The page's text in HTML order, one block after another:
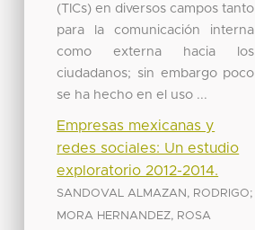
(TICs) en diversos campos tanto
para la comunicación interna
como externa hacia los
ciudadanos; sin embargo poco
se ha hecho en el uso ...
Empresas mexicanas y
redes sociales: Un estudio
exploratorio 2012-2014.
SANDOVAL ALMAZAN, RODRIGO;
MORA HERNANDEZ, ROSA